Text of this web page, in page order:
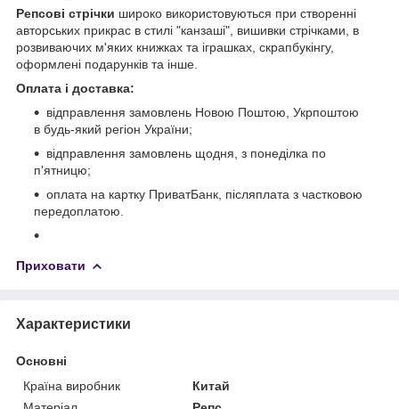
Репсові стрічки широко використовуються при створенні
авторських прикрас в стилі "канзаші", вишивки стрічками, в
розвиваючих м'яких книжках та іграшках, скрапбукінгу,
оформлені подарунків та інше.
Оплата і доставка:
відправлення замовлень Новою Поштою, Укрпоштою
в будь-який регіон України;
відправлення замовлень щодня, з понеділка по
п'ятницю;
оплата на картку ПриватБанк, післяплата з частковою
передоплатою.
Приховати
Характеристики
Основні
Країна виробник
Китай